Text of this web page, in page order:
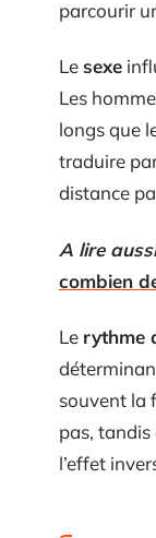
parcourir
Lesexe
Les
longs que
traduire
distance
A lire
combien
Le rythme
souvent la
pas,
l’effet